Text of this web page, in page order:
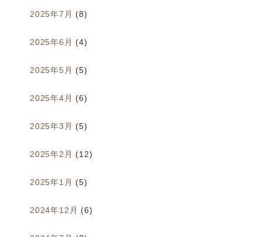
2025年7月 (8)
2025年6月 (4)
2025年5月 (5)
2025年4月 (6)
2025年3月 (5)
2025年2月 (12)
2025年1月 (5)
2024年12月 (6)